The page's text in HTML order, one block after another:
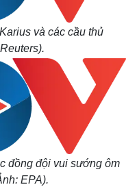
sự - Quốc phòng
và các cầu thủ
đồng đội vui sướng ôm
EPA).